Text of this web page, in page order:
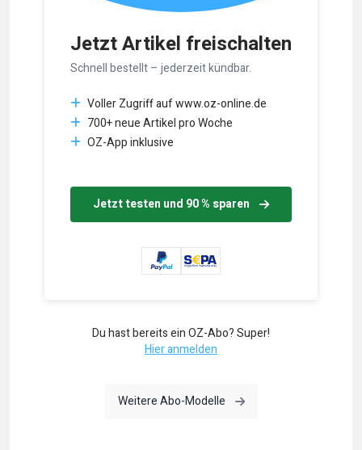
Jetzt Artikel freischalten
Schnell bestellt – jederzeit kündbar.
Voller Zugriff auf www.oz-online.de
700+ neue Artikel pro Woche
OZ-App inklusive
Jetzt testen und 90 % sparen
Du hast bereits ein OZ-Abo? Super!
Hier anmelden
Weitere Abo-Modelle